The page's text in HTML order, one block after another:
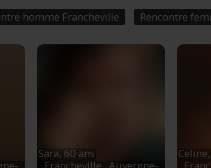
homme Francheville Rencontre
Sara,60 ans
Francheville , Auvergne-
Celine,